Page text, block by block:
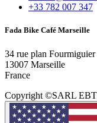
+33 782 007 347
Fada Bike Café Marseille
34 rue plan Fourmiguier
13007 Marseille
France
Copyright ©SARL